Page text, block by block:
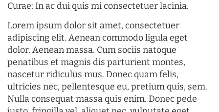
Curae; In ac dui quis mi consectetuer lacinia.
Lorem ipsum dolor sit amet, consectetuer
adipiscing elit. Aenean commodo ligula eget
dolor. Aenean massa. Cum sociis natoque
penatibus et magnis dis parturient montes,
nascetur ridiculus mus. Donec quam felis,
ultricies nec, pellentesque eu, pretium quis, sem.
Nulla consequat massa quis enim. Donec pede